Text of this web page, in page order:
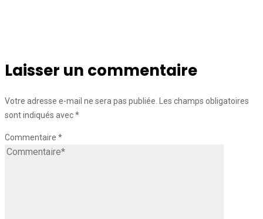
Laisser un commentaire
Votre adresse e-mail ne sera pas publiée. Les champs obligatoires
sont indiqués avec*
Commentaire *